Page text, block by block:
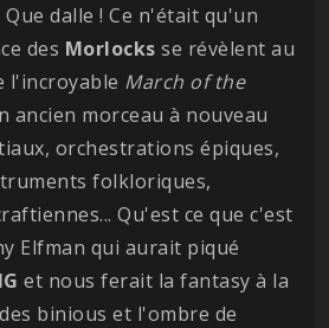
dalle ! Ce n'était qu'un
des Morlocks se révèlent au
l'incroyable March of the
ancien morceau à nouveau
orchestrations épiques,
folkloriques,
Qu'est ce que c'est
Elfman qui aurait piqué
et nous ferait la fantasy à la
binious et l'ombre de